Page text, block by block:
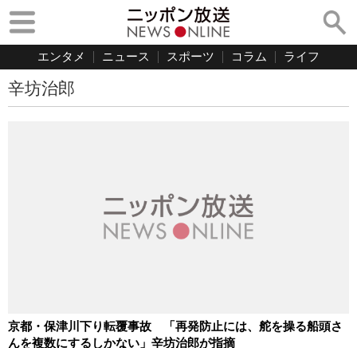
エンタメ ニュース スポーツ コラム ライフ
辛坊治郎
京都・保津川下り転覆事故 「再発防止には、舵を操る船頭さ
んを複数にするしかない」辛坊治郎が指摘